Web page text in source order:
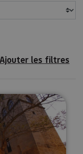
Ajouter les filtres
au Palais de Los